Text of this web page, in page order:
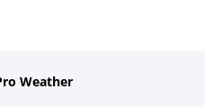
Weather